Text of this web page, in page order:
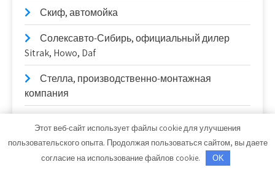
Скиф, автомойка
Солексавто-Сибирь, официальный дилер
Sitrak, Howo, Daf
Стелла, производственно-монтажная
компания
компания
СТО
Этот веб-сайт использует файлы cookie для улучшения
пользовательского опыта. Продолжая пользоваться сайтом, вы даете
согласие на использование файлов cookie.
OK